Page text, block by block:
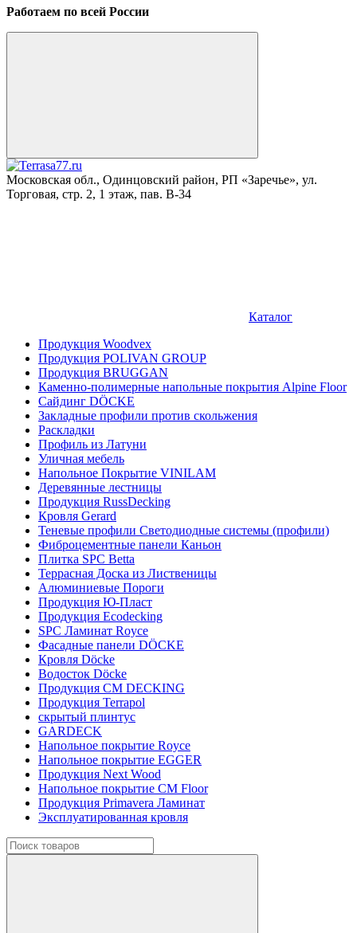
Работаем по всей России
Московская обл., Одинцовский район, РП «Заречье», ул.
Торговая, стр. 2, 1 этаж, пав. B-34
Каталог
Продукция Woodvex
Продукция POLIVAN GROUP
Продукция BRUGGAN
Каменно-полимерные напольные покрытия Alpine Floor
Сайдинг DÖCKE
Закладные профили против скольжения
Раскладки
Профиль из Латуни
Уличная мебель
Напольное Покрытие VINILAM
Деревянные лестницы
Продукция RussDecking
Кровля Gerard
Теневые профили Светодиодные системы (профили)
Фиброцементные панели Каньон
Плитка SPC Betta
Террасная Доска из Лиственицы
Алюминиевые Пороги
Продукция Ю-Пласт
Продукция Ecodecking
SPC Ламинат Royce
Фасадные панели DÖCKE
Кровля Döcke
Водосток Döcke
Продукция CM DECKING
Продукция Terrapol
скрытый плинтус
GARDECK
Напольное покрытие Royce
Напольное покрытие EGGER
Продукция Next Wood
Напольное покрытие CM Floor
Продукция Primavera Ламинат
Эксплуатированная кровля